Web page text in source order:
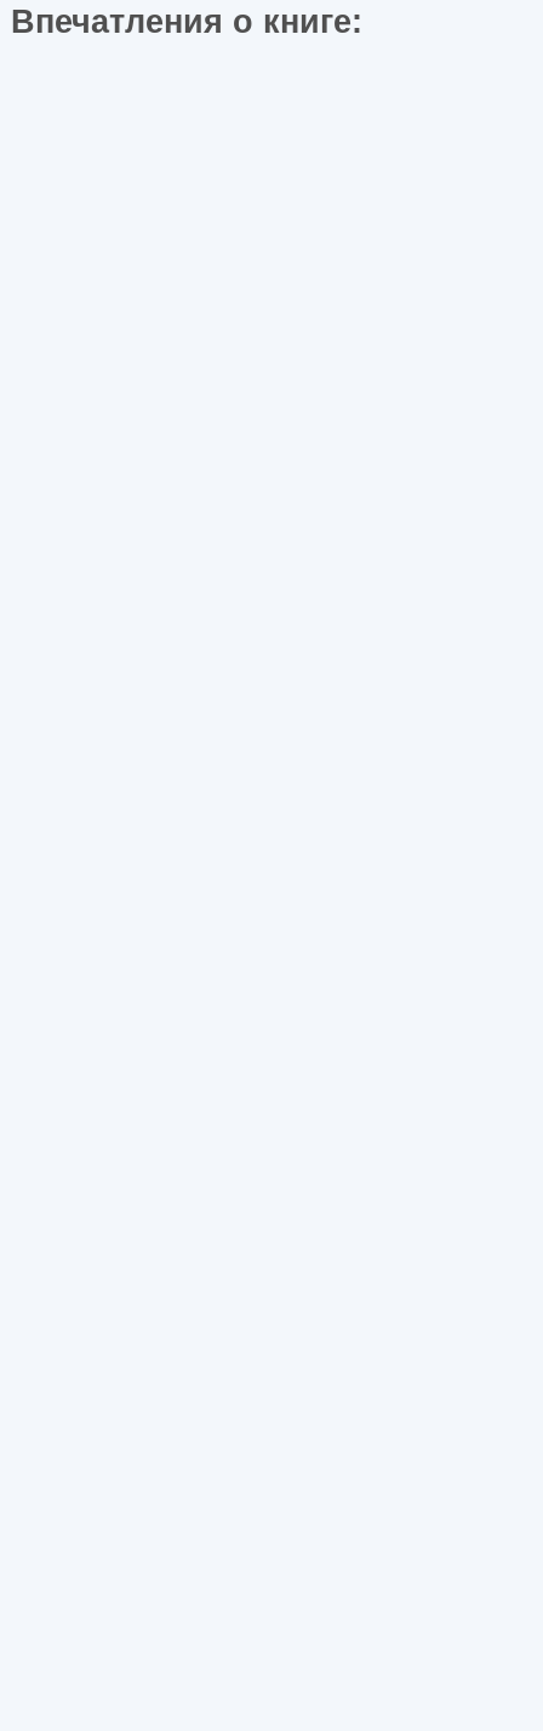
Впечатления о книге: